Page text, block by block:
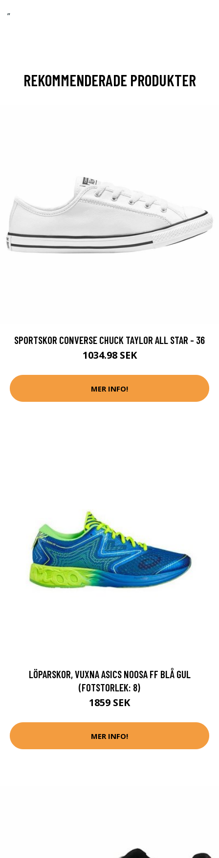
”
REKOMMENDERADE PRODUKTER
SPORTSKOR CONVERSE CHUCK TAYLOR ALL STAR - 36
1034.98 SEK
MER INFO!
LÖPARSKOR, VUXNA ASICS NOOSA FF BLÅ GUL
(FOTSTORLEK: 8)
1859 SEK
MER INFO!